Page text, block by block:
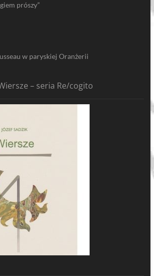
prószy”
w paryskiej Oranżerii
– seria Re/cogito